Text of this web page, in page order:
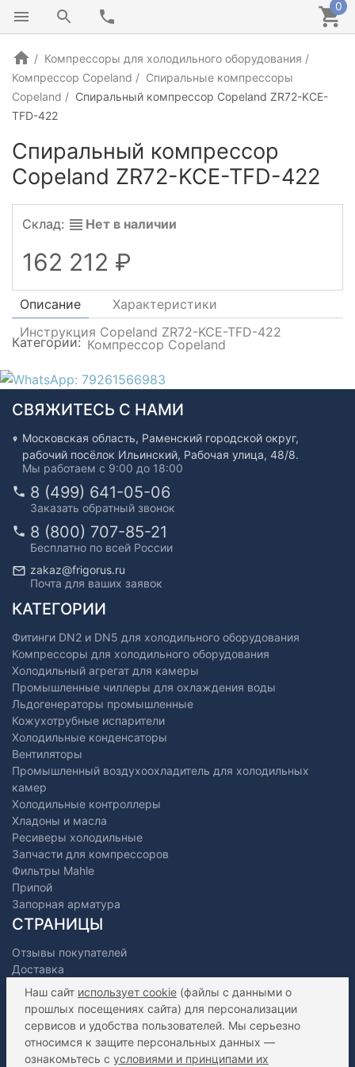
0
Компрессоры для холодильного оборудования
Компрессор Copeland
Спиральные компрессоры
Copeland
Спиральный компрессор Copeland ZR72-KCE-
TFD-422
Спиральный компрессор
Copeland ZR72-KCE-TFD-422
Склад: Нет в наличии
162 212
Описание
Характеристики
Инструкция Copeland ZR72-KCE-TFD-422
Категории: Компрессор Copeland
СВЯЖИТЕСЬ С НАМИ
Московская область, Раменский городской округ,
рабочий посёлок Ильинский, Рабочая улица, 48/8.
Мы работаем с 9:00 до 18:00
8 (499) 641-05-06
Заказать обратный звонок
8 (800) 707-85-21
Бесплатно по всей России
zakaz@frigorus.ru
Почта для ваших заявок
КАТЕГОРИИ
Фитинги DN2 и DN5 для холодильного оборудования
Компрессоры для холодильного оборудования
Холодильный агрегат для камеры
Промышленные чиллеры для охлаждения воды
Льдогенераторы промышленные
Кожухотрубные испарители
Холодильные конденсаторы
Вентиляторы
Промышленный воздухоохладитель для холодильных
камер
Холодильные контроллеры
Хладоны и масла
Ресиверы холодильные
Запчасти для компрессоров
Фильтры Mahle
Припой
Запорная арматура
СТРАНИЦЫ
Отзывы покупателей
Доставка
Оплата
Как сделать заказ?
Дилерам
Наш сайт использует cookie (файлы с данными о
прошлых посещениях сайта) для персонализации
сервисов и удобства пользователей. Мы серьезно
относимся к защите персональных данных —
ознакомьтесь с условиями и принципами их